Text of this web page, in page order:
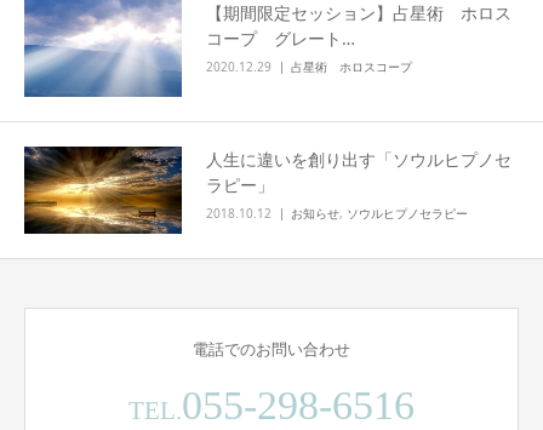
【期間限定セッション】占星術 ホロス
コープ グレート…
2020.12.29 占星術 ホロスコープ
人生に違いを創り出す「ソウルヒプノセ
ラピー」
2018.10.12 お知らせ, ソウルヒプノセラピー
電話でのお問い合わせ
TEL.055-298-6516